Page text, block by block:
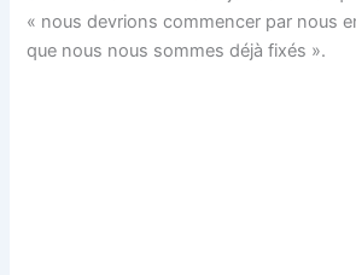
« nous devrions commencer par nous
que nous nous sommes déjà fixés ».